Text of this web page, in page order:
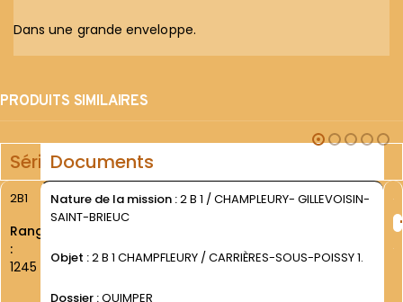
Dans une grande enveloppe.
PRODUITS SIMILAIRES
SérieDocuments
2B1
Rang
:
1245
Nature de la mission :2 B 1 / CHAMPLEURY- GILLEVOISIN-
SAINT-BRIEUC
Objet :2 B 1 CHAMPFLEURY / CARRIÈRES-SOUS-POISSY 1.
Dossier :QUIMPER